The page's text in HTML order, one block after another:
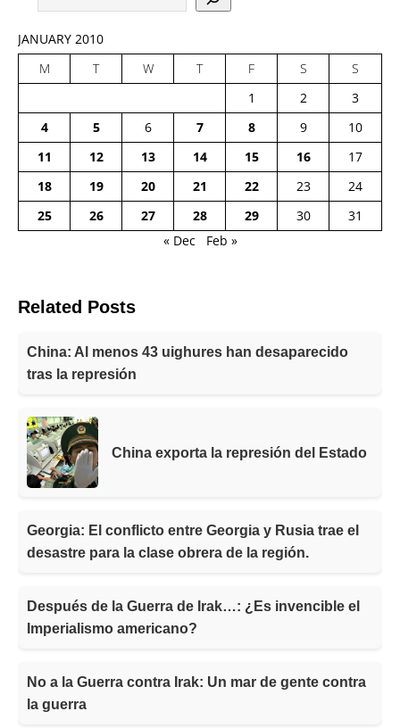
JANUARY 2010
M
T W T F S
S
1
2
3
4
5 6 7 8 9
10
11
12 13 14 15 16
17
18
19 20 21 22 23
24
25
26 27 28 29 30
31
« Dec
Feb »
Related Posts
China: Al menos 43 uighures han desaparecido
tras la represión
China exporta la represión del Estado
Georgia: El conflicto entre Georgia y Rusia trae el
desastre para la clase obrera de la región.
Después de la Guerra de Irak…: ¿Es invencible el
Imperialismo americano?
No a la Guerra contra Irak: Un mar de gente contra
la guerra